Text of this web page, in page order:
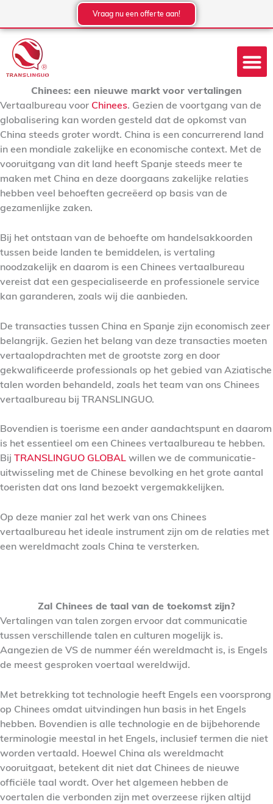
inhoud
Vraag nu een offerte aan!
Chinees: een nieuwe markt voor vertalingen
Vertaalbureau voor Chinees. Gezien de voortgang van de
globalisering kan worden gesteld dat de opkomst van
China steeds groter wordt. China is een concurrerend land
in een mondiale zakelijke en economische context. Met de
vooruitgang van dit land heeft Spanje steeds meer te
maken met China en deze doorgaans zakelijke relaties
hebben veel behoeften gecreëerd op basis van de
gezamenlijke zaken.
Bij het ontstaan van de behoefte om handelsakkoorden
tussen beide landen te bemiddelen, is vertaling
noodzakelijk en daarom is een Chinees vertaalbureau
vereist dat een gespecialiseerde en professionele service
kan garanderen, zoals wij die aanbieden.
De transacties tussen China en Spanje zijn economisch zeer
belangrijk. Gezien het belang van deze transacties moeten
vertaalopdrachten met de grootste zorg en door
gekwalificeerde professionals op het gebied van Aziatische
talen worden behandeld, zoals het team van ons Chinees
vertaalbureau bij TRANSLINGUO.
Bovendien is toerisme een ander aandachtspunt en daarom
is het essentieel om een Chinees vertaalbureau te hebben.
Bij TRANSLINGUO GLOBAL willen we de communicatie-
uitwisseling met de Chinese bevolking en het grote aantal
toeristen dat ons land bezoekt vergemakkelijken.
Op deze manier zal het werk van ons Chinees
vertaalbureau het ideale instrument zijn om de relaties met
een wereldmacht zoals China te versterken.
Zal Chinees de taal van de toekomst zijn?
Vertalingen van talen zorgen ervoor dat communicatie
tussen verschillende talen en culturen mogelijk is.
Aangezien de VS de nummer één wereldmacht is, is Engels
de meest gesproken voertaal wereldwijd.
Met betrekking tot technologie heeft Engels een voorsprong
op Chinees omdat uitvindingen hun basis in het Engels
hebben. Bovendien is alle technologie en de bijbehorende
terminologie meestal in het Engels, inclusief termen die niet
worden vertaald. Hoewel China als wereldmacht
vooruitgaat, betekent dit niet dat Chinees de nieuwe
officiële taal wordt. Over het algemeen hebben de
voertalen die verbonden zijn met overzeese rijken altijd